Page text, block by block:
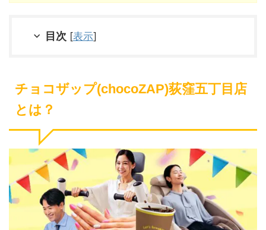
目次 [表示]
チョコザップ(chocoZAP)荻窪五丁目店
とは？